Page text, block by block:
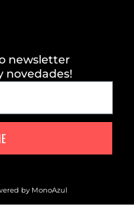
newsletter
novedades!
by MonoAzul